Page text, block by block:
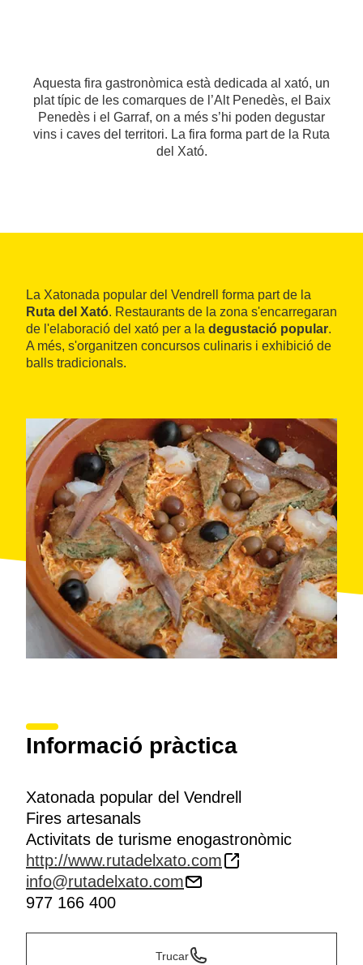
Aquesta fira gastronòmica està dedicada al xató, un
plat típic de les comarques de l’Alt Penedès, el Baix
Penedès i el Garraf, on a més s’hi poden degustar
vins i caves del territori. La fira forma part de la Ruta
del Xató.
La Xatonada popular del Vendrell forma part de la
Ruta del Xató. Restaurants de la zona s'encarregaran
de l'elaboració del xató per a la degustació popular.
A més, s'organitzen concursos culinaris i exhibició de
balls tradicionals.
Informació pràctica
Xatonada popular del Vendrell
Fires artesanals
Activitats de turisme enogastronòmic
http://www.rutadelxato.com
info@rutadelxato.com
977 166 400
Trucar